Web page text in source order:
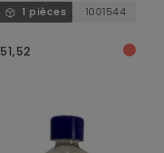
1 pièces 1001544
51,52